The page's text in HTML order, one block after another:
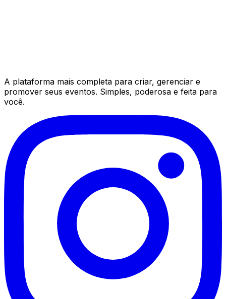
A plataforma mais completa para criar, gerenciar e
promover seus eventos. Simples, poderosa e feita para
você.